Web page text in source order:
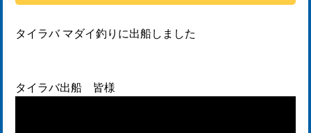
タイラバ マダイ釣りに出船しました
タイラバ出船 皆様